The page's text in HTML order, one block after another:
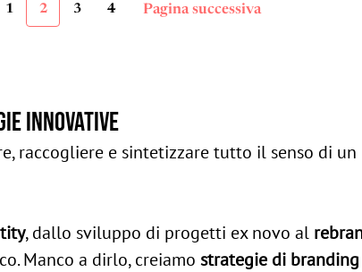
1 2 3 4 Pagina successiva
innovative
raccogliere e sintetizzare tutto il senso di un
, dallo sviluppo di progetti ex novo al
Manco a dirlo, creiamostrategie di branding